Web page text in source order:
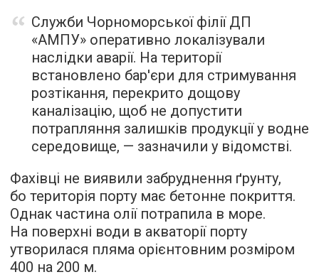
Служби Чорноморської філії ДП
«АМПУ» оперативно локалізували
наслідки аварії. На території
встановлено бар'єри для стримування
розтікання, перекрито дощову
каналізацію, щоб не допустити
потрапляння залишків продукції у водне
середовище, — зазначили у відомстві.
Фахівці не виявили забруднення ґрунту,
бо територія порту має бетонне покриття.
Однак частина олії потрапила в море.
На поверхні води в акваторії порту
утворилася пляма орієнтовним розміром
400 на 200 м.